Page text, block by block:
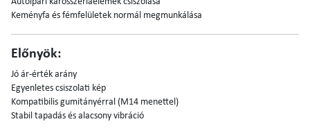
Autóipari karosszériaelemek csiszolása
Keményfa és fémfelületek normál megmunkálása
Előnyök:
Jó ár-érték arány
Egyenletes csiszolati kép
Kompatibilis gumitányérral (M14 menettel)
Stabil tapadás és alacsony vibráció